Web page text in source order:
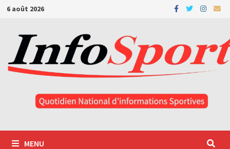
Passer
contenu
6 août 2026
MENU